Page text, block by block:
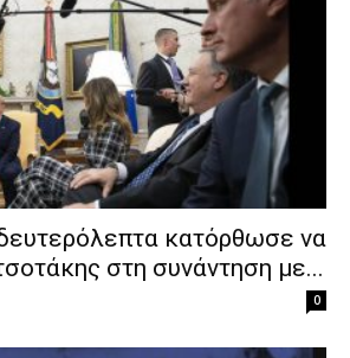
κατόρθωσε να
στη συνάντηση με...
0